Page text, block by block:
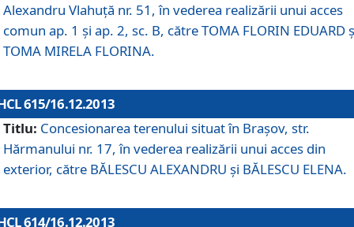
Alexandru Vlahuţă nr. 51, în vederea realizării unui acces
comun ap. 1 şi ap. 2, sc. B, către TOMA FLORIN EDUARD
TOMA MIRELA FLORINA.
615/16.12.2013
Titlu: Concesionarea terenului situat în Braşov, str.
Hărmanului nr. 17, în vederea realizării unui acces din
exterior, către BĂLESCU ALEXANDRU şi BĂLESCU ELENA.
614/16.12.2013